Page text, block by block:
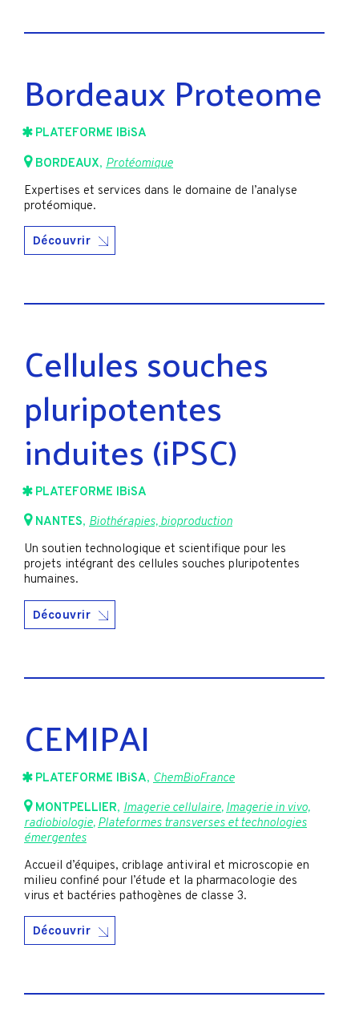
Bordeaux Proteome
PLATEFORME IBiSA
BORDEAUX, Protéomique
Expertises et services dans le domaine de l’analyse
protéomique.
Découvrir
Cellules souches
pluripotentes
induites (iPSC)
PLATEFORME IBiSA
NANTES, Biothérapies, bioproduction
Un soutien technologique et scientifique pour les
projets intégrant des cellules souches pluripotentes
humaines.
Découvrir
CEMIPAI
PLATEFORME IBiSA, ChemBioFrance
MONTPELLIER, Imagerie cellulaire,Imagerie in vivo,
radiobiologie,Plateformes transverses et technologies
émergentes
Accueil d’équipes, criblage antiviral et microscopie en
milieu confiné pour l’étude et la pharmacologie des
virus et bactéries pathogènes de classe 3.
Découvrir